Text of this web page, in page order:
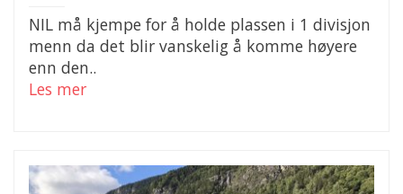
NIL må kjempe for å holde plassen i 1 divisjon
menn da det blir vanskelig å komme høyere
enn den..
Les mer